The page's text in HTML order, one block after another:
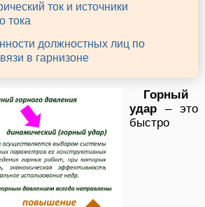
ток и источники
тока
должностных лиц по
в гарнизоне
Горный
удар – это
быстро